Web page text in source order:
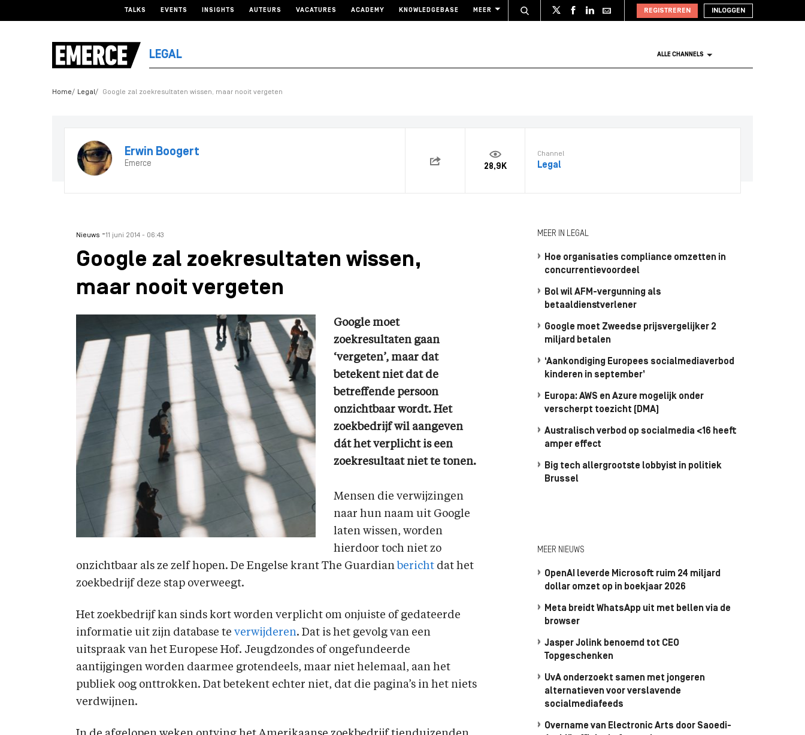
TALKS EVENTS INSIGHTS AUTEURS VACATURES ACADEMY KNOWLEDGEBASE MEER REGISTREREN INLOGGEN
LEGAL ALLE CHANNELS
Home Legal Google zal zoekresultaten wissen, maar nooit vergeten
Erwin Boogert
Emerce 28,9K
Channel
Legal
Nieuws -11 juni 2014 - 06:43
Google zal zoekresultaten wissen,
maar nooit vergeten
Google moet
zoekresultaten gaan
‘vergeten’, maar dat
betekent niet dat de
betreffende persoon
onzichtbaar wordt. Het
zoekbedrijf wil aangeven
dát het verplicht is een
zoekresultaat niet te tonen.
Mensen die verwijzingen
naar hun naam uit Google
laten wissen, worden
hierdoor toch niet zo
onzichtbaar als ze zelf hopen. De Engelse krant The Guardian bericht dat het
zoekbedrijf deze stap overweegt.
Het zoekbedrijf kan sinds kort worden verplicht om onjuiste of gedateerde
informatie uit zijn database te verwijderen. Dat is het gevolg van een
uitspraak van het Europese Hof. Jeugdzondes of ongefundeerde
aantijgingen worden daarmee grotendeels, maar niet helemaal, aan het
publiek oog onttrokken. Dat betekent echter niet, dat die pagina’s in het niets
verdwijnen.
MEER IN LEGAL
Hoe organisaties compliance omzetten in
concurrentievoordeel
Bol wil AFM-vergunning als
betaaldienstverlener
Google moet Zweedse prijsvergelijker 2
miljard betalen
‘Aankondiging Europees socialmediaverbod
kinderen in september’
Europa: AWS en Azure mogelijk onder
verscherpt toezicht (DMA)
Australisch verbod op socialmedia <16 heeft
amper effect
Big tech allergrootste lobbyist in politiek
Brussel
MEER NIEUWS
OpenAI leverde Microsoft ruim 24 miljard
dollar omzet op in boekjaar 2026
Meta breidt WhatsApp uit met bellen via de
browser
Jasper Jolink benoemd tot CEO
Topgeschenken
UvA onderzoekt samen met jongeren
alternatieven voor verslavende
socialmediafeeds
Overname van Electronic Arts door Saoedi-